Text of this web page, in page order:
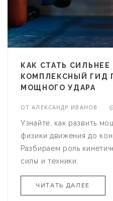
КАК СТАТЬ
КОМПЛЕКСНЫЙ ГИД
МОЩНОГО УДАРА
ОТАЛЕКСАНДР ИВАНОВ
Узнайте, как развить
физики движения до
Разбираем роль
силы и техники.
ЧИТАТЬ ДАЛЕЕ